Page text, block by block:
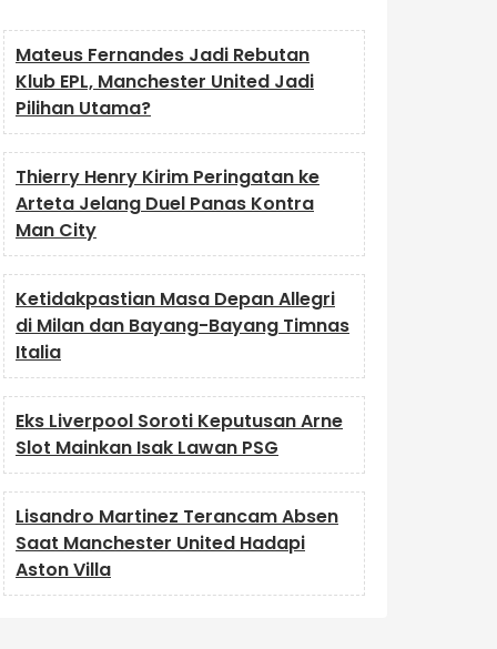
Mateus Fernandes Jadi Rebutan
Klub EPL, Manchester United Jadi
Pilihan Utama?
Thierry Henry Kirim Peringatan ke
Arteta Jelang Duel Panas Kontra
Man City
Ketidakpastian Masa Depan Allegri
di Milan dan Bayang-Bayang Timnas
Italia
Eks Liverpool Soroti Keputusan Arne
Slot Mainkan Isak Lawan PSG
Lisandro Martinez Terancam Absen
Saat Manchester United Hadapi
Aston Villa